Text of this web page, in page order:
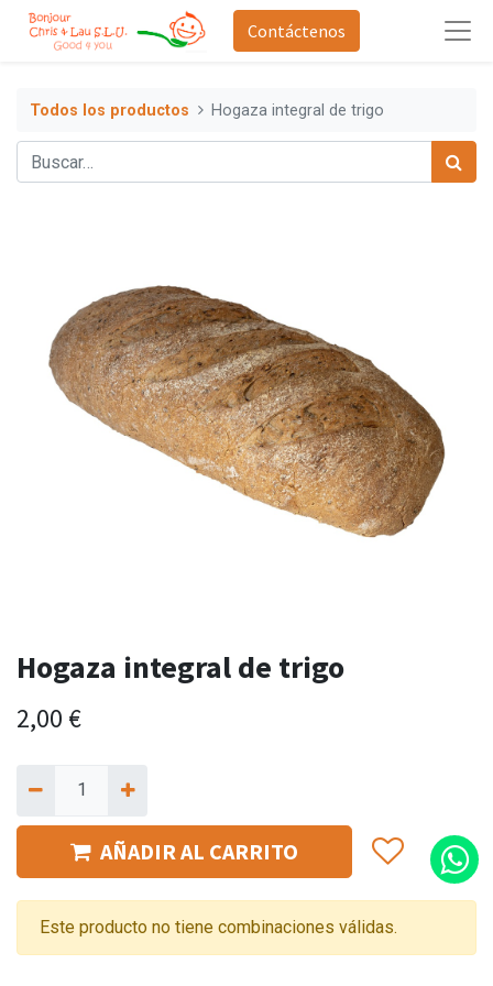
Contáctenos
Todos los productos Hogaza integral de trigo
Hogaza integral de trigo
2,00 €
AÑADIR AL CARRITO
Este producto no tiene combinaciones válidas.